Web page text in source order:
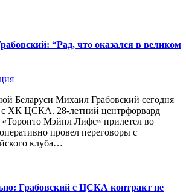
“Рад, что оказался в великом
Беларуси Михаил Грабовский сегодня
с ХК ЦСКА. 28-летний центрфорвард
Мэйпл Лифс» прилетел во
провел переговоры с
клуба…
Грабовский с ЦСКА контракт не